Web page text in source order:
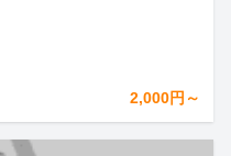
2,000円～